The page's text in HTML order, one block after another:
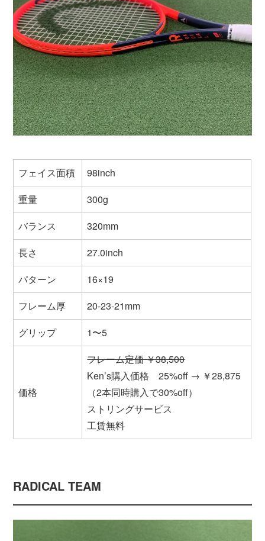
フェイス面積
98inch
重量
300g
バランス
320mm
長さ
27.0inch
パターン
16×19
フレーム厚
20-23-21mm
グリップ
1〜5
価格
フレーム定価 ￥38,500
Ken’s購入価格 25%off → ￥28,875
（2本同時購入で30%off）
ストリングサービス
工賃無料
RADICAL TEAM